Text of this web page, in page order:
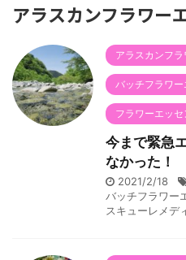
アラスカンフラワー
アラスカンフ
バッチフラワー
フラワーエッ
今まで緊急
なかった！
2021/2/18
バッチフラワー
スキューレメデ